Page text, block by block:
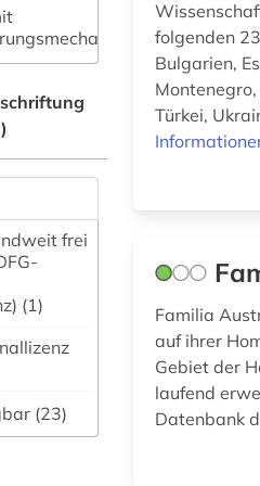
und
(0)
(0)
(0)
(3)
(3)
1941-1
(1)
(1)
(1)
(1)
(2)
(3)
)
frei
(1)
(23)
folgenden
Bulgarien,
Türkei,
Familia
auf ihrer
Gebiet der
laufend
Datenbank